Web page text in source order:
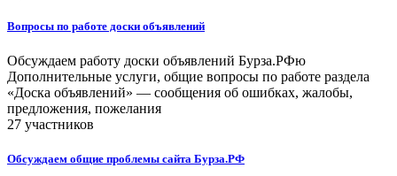
Вопросы по работе доски объявлений
Обсуждаем работу доски объявлений Бурза.РФю
Дополнительные услуги, общие вопросы по работе раздела
«Доска объявлений» — сообщения об ошибках, жалобы,
предложения, пожелания
27 участников
Обсуждаем общие проблемы сайта Бурза.РФ